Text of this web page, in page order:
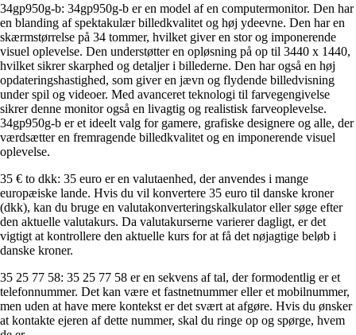
34gp950g-b: 34gp950g-b er en model af en computermonitor. Den har
en blanding af spektakulær billedkvalitet og høj ydeevne. Den har en
skærmstørrelse på 34 tommer, hvilket giver en stor og imponerende
visuel oplevelse. Den understøtter en opløsning på op til 3440 x 1440,
hvilket sikrer skarphed og detaljer i billederne. Den har også en høj
opdateringshastighed, som giver en jævn og flydende billedvisning
under spil og videoer. Med avanceret teknologi til farvegengivelse
sikrer denne monitor også en livagtig og realistisk farveoplevelse.
34gp950g-b er et ideelt valg for gamere, grafiske designere og alle, der
værdsætter en fremragende billedkvalitet og en imponerende visuel
oplevelse.
35 € to dkk: 35 euro er en valutaenhed, der anvendes i mange
europæiske lande. Hvis du vil konvertere 35 euro til danske kroner
(dkk), kan du bruge en valutakonverteringskalkulator eller søge efter
den aktuelle valutakurs. Da valutakurserne varierer dagligt, er det
vigtigt at kontrollere den aktuelle kurs for at få det nøjagtige beløb i
danske kroner.
35 25 77 58: 35 25 77 58 er en sekvens af tal, der formodentlig er et
telefonnummer. Det kan være et fastnetnummer eller et mobilnummer,
men uden at have mere kontekst er det svært at afgøre. Hvis du ønsker
at kontakte ejeren af dette nummer, skal du ringe op og spørge, hvem